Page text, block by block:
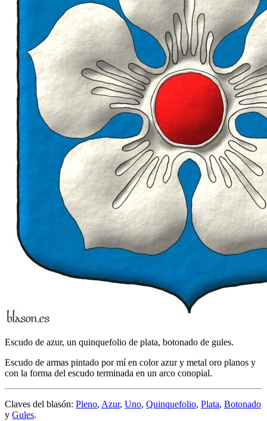
Escudo de azur, un quinquefolio de plata, botonado de gules.
Escudo de armas pintado por mí en color azur y metal oro planos y
con la forma del escudo terminada en un arco conopial.
Claves del blasón: Pleno, Azur, Uno, Quinquefolio, Plata, Botonado
y Gules.